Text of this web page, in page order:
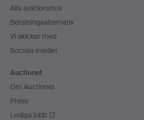
Alla auktionshus
Betalningsalternativ
Vi skickar med
Sociala medier
Auctionet
Om Auctionet
Press
Lediga jobb